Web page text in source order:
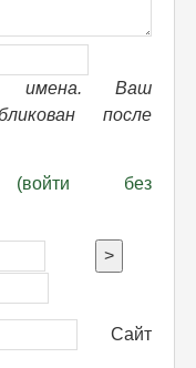
имена. Ваш
после
(войти без
>
Сайт